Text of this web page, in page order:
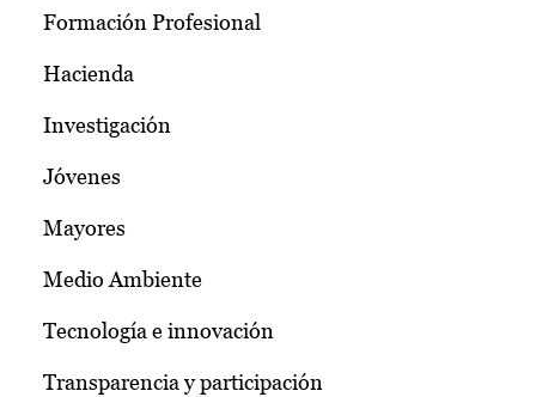
Formación Profesional
Hacienda
Investigación
Jóvenes
Mayores
Medio Ambiente
Tecnología e innovación
Transparencia y participación